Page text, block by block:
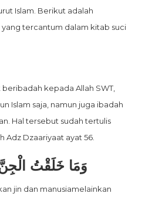
Islam. Berikut adalah
tercantum dalam kitab suci
kepada Allah SWT,
Islam saja, namun juga ibadah
Hal tersebut sudah tertulis
Adz Dzaariyaat ayat 56.
وَمَا خَلَقْتُ الْجِنَّ
jin dan manusiamelainkan